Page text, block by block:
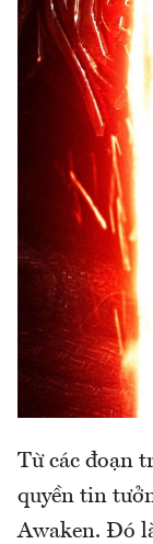
Từ các đoạn
quyền tin
Awaken. Đó